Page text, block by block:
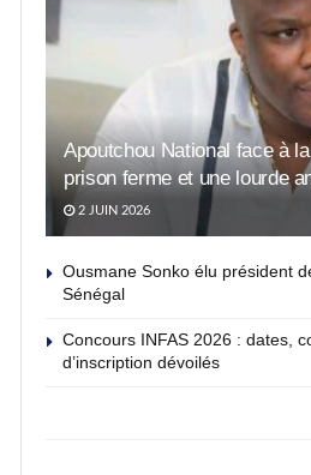
Apoutchou National face à
prison ferme et une lourde
2 JUIN 2026
Ousmane Sonko élu président
Sénégal
Concours INFAS 2026 : dates,
d’inscription dévoilés